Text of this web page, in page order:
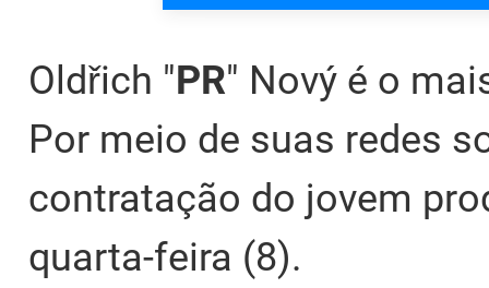
Oldřich "⁠PR⁠" Nový é o
Por meio de suas redes
contratação do jovem
quarta-feira (8).